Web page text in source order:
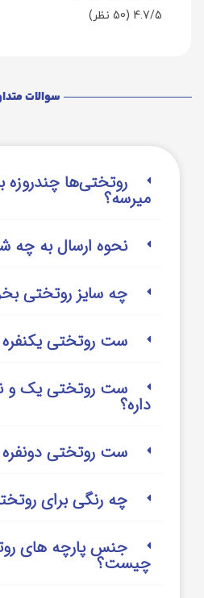
4.7/5 (50 نظر)
سوالات
روتختی‌‌ها چندروزه
میرسه؟
نحوه ارسال به
چه سایز روتختی
ست روتختی یکنفره
ست روتختی یک و
داره؟
ست روتختی دونفره
چه رنگی برای
جنس پارچه های
چیست؟